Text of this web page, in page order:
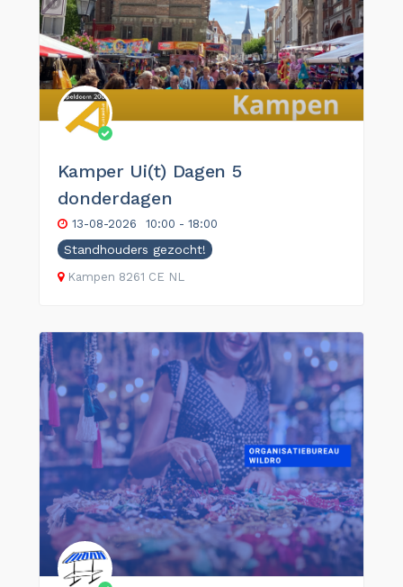
Kamper Ui(t) Dagen 5
donderdagen
13-08-2026 10:00 - 18:00
Standhouders gezocht!
Kampen 8261 CE NL